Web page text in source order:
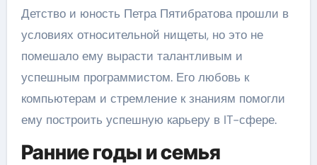
Детство и юность Петра Пятибратова прошли в
условиях относительной нищеты, но это не
помешало ему вырасти талантливым и
успешным программистом. Его любовь к
компьютерам и стремление к знаниям помогли
ему построить успешную карьеру в IT-сфере.
Ранние годы и семья